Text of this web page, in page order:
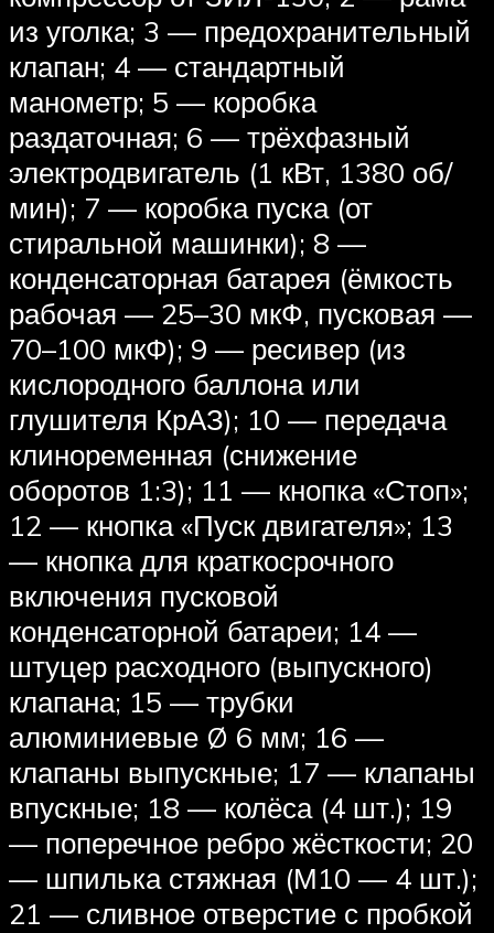
из уголка; 3 — предохранительный
клапан; 4 — стандартный
манометр; 5 — коробка
раздаточная; 6 — трёхфазный
электродвигатель (1 кВт, 1380 об/
мин); 7 — коробка пуска (от
стиральной машинки); 8 —
конденсаторная батарея (ёмкость
рабочая — 25–30 мкФ, пусковая —
70–100 мкФ); 9 — ресивер (из
кислородного баллона или
глушителя КрАЗ); 10 — передача
клиноременная (снижение
оборотов 1:3); 11 — кнопка «Стоп»;
12 — кнопка «Пуск двигателя»; 13
— кнопка для краткосрочного
включения пусковой
конденсаторной батареи; 14 —
штуцер расходного (выпускного)
клапана; 15 — трубки
алюминиевые Ø 6 мм; 16 —
клапаны выпускные; 17 — клапаны
впускные; 18 — колёса (4 шт.); 19
— поперечное ребро жёсткости; 20
— шпилька стяжная (М10 — 4 шт.);
21 — сливное отверстие с пробкой